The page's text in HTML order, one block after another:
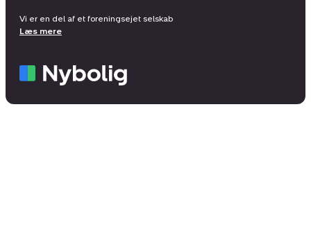
Vi er en del af et foreningsejet selskab
Læs mere